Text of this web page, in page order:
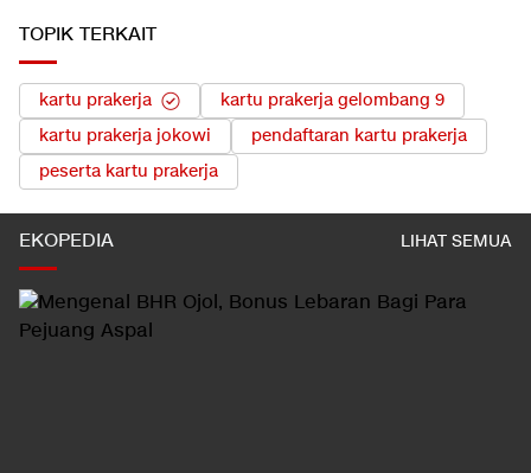
TOPIK TERKAIT
kartu prakerja
kartu prakerja gelombang 9
kartu prakerja jokowi
pendaftaran kartu prakerja
peserta kartu prakerja
EKOPEDIA LIHAT SEMUA